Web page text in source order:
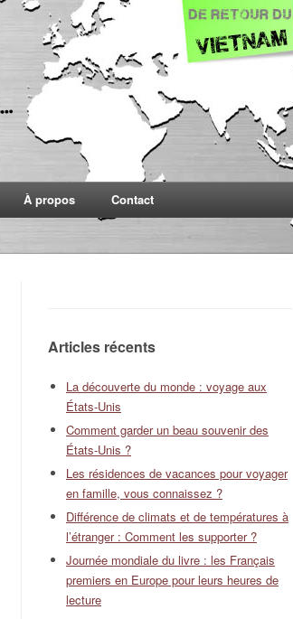
À propos Contact
Articles récents
La découverte du monde : voyage aux
États-Unis
Comment garder un beau souvenir des
États-Unis ?
Les résidences de vacances pour voyager
en famille, vous connaissez ?
Différence de climats et de températures à
l’étranger : Comment les supporter ?
Journée mondiale du livre : les Français
premiers en Europe pour leurs heures de
lecture